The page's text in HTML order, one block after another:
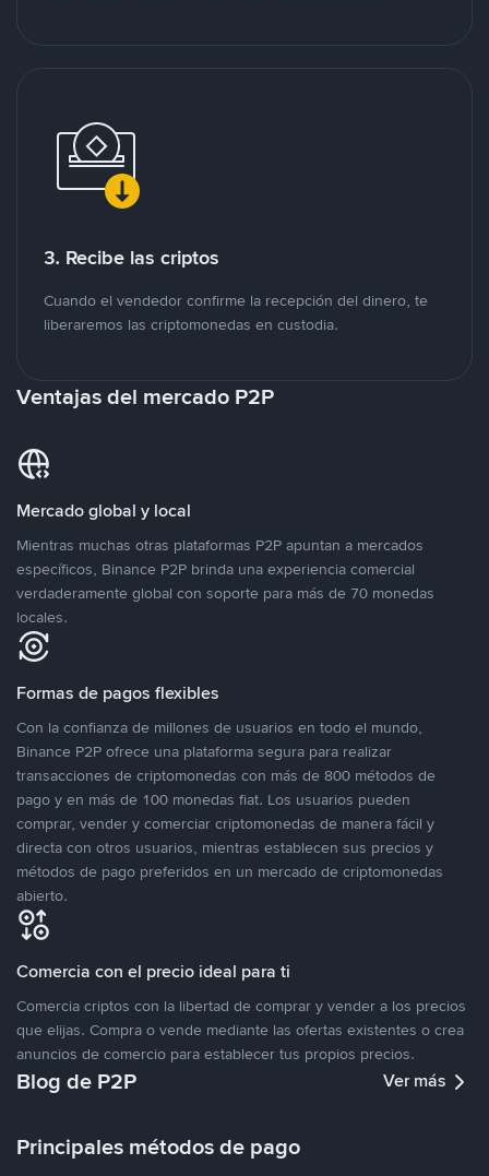
3. Recibe las criptos
Cuando el vendedor confirme la recepción del dinero, te
liberaremos las criptomonedas en custodia.
Ventajas del mercado P2P
Mercado global y local
Mientras muchas otras plataformas P2P apuntan a mercados
específicos, Binance P2P brinda una experiencia comercial
verdaderamente global con soporte para más de 70 monedas
locales.
Formas de pagos flexibles
Con la confianza de millones de usuarios en todo el mundo,
Binance P2P ofrece una plataforma segura para realizar
transacciones de criptomonedas con más de 800 métodos de
pago y en más de 100 monedas fiat. Los usuarios pueden
comprar, vender y comerciar criptomonedas de manera fácil y
directa con otros usuarios, mientras establecen sus precios y
métodos de pago preferidos en un mercado de criptomonedas
abierto.
Comercia con el precio ideal para ti
Comercia criptos con la libertad de comprar y vender a los precios
que elijas. Compra o vende mediante las ofertas existentes o crea
anuncios de comercio para establecer tus propios precios.
Blog de P2P Ver más
Principales métodos de pago